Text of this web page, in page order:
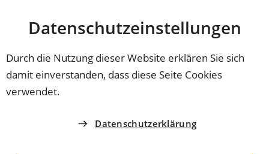
Datenschutz­einstellungen
Durch die Nutzung dieser Website erklären Sie sich
damit einverstanden, dass diese Seite Cookies
verwendet.
Datenschutzerklärung
INHALT ANSPRINGEN
Coburg
AMT FÜR SCHULEN, KULTUR UND BILDUNG
Schriften; Herausgabe